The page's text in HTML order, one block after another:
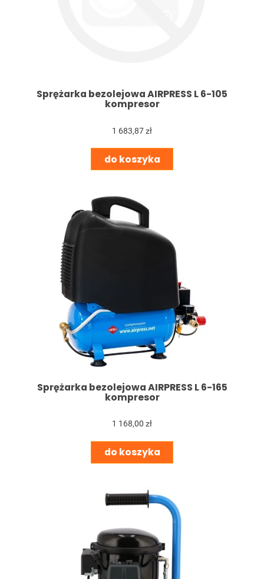
Sprężarka bezolejowa AIRPRESS L 6-105
kompresor
1 683,87 zł
do koszyka
Sprężarka bezolejowa AIRPRESS L 6-165
kompresor
1 168,00 zł
do koszyka